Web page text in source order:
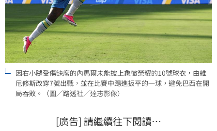
因右小腿受傷缺席的內馬爾未能披上象徵榮耀的10號球衣，由維
尼修斯改穿7號出戰，並在比賽中踢進扳平的一球，避免巴西在開
局吞敗。（圖／路透社／達志影像）
[廣告] 請繼續往下閱讀…